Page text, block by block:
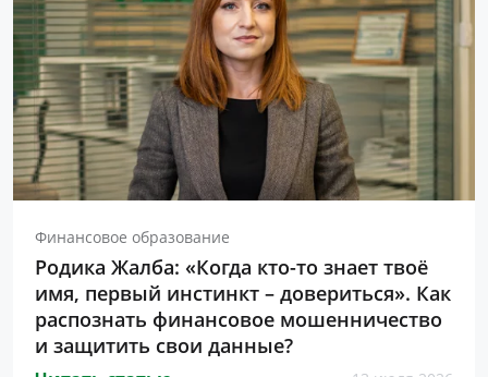
Финансовое образование
Родика Жалба: «Когда кто-то знает твоё
имя, первый инстинкт – довериться». Как
распознать финансовое мошенничество
и защитить свои данные?